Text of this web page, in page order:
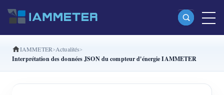
Produits
IAMMETER Actualités
Interprétation des données JSON du compteur d'énergie IAMMETER